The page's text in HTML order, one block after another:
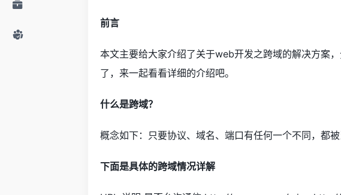
前言
本文主要给大家介绍了关于web开发之跨域的解决方案
了，来一起看看详细的介绍吧。
什么是跨域？
概念如下：只要协议、域名、端口有任何一个不同，都
下面是具体的跨域情况详解